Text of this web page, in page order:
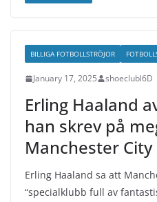
BILLIGA FOTBOLLSTRÖJOR
January 17, 2025 shoeclubl6D
Erling Haaland
han skrev på
Manchester City
Erling Haaland sa att
“specialklubb full av